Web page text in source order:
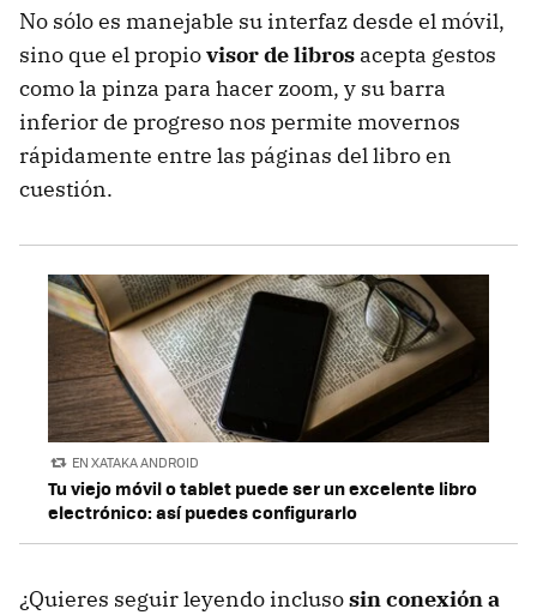
No sólo es manejable su interfaz desde el móvil,
sino que el propiovisor de libros acepta gestos
como la pinza para hacer zoom, y su barra
inferior de progreso nos permite movernos
rápidamente entre las páginas del libro en
cuestión.
EN XATAKA ANDROID
Tu viejo móvil o tablet puede ser un excelente libro
electrónico: así puedes configurarlo
¿Quieres seguir leyendo inclusosin conexión a